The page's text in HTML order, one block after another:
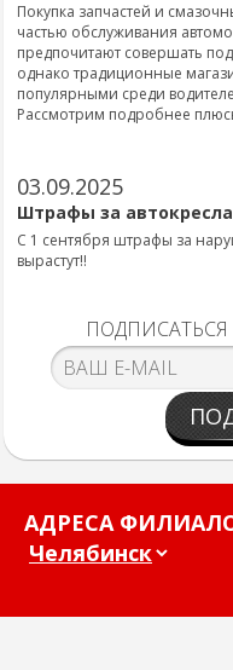
Покупка запчастей и
частью обслуживания
предпочитают совершать
однако традиционные
популярными среди
Рассмотрим подробнее
03.09.2025
Штрафы за автокресла
С 1 сентября штрафы за
вырастут!!
АДРЕСА